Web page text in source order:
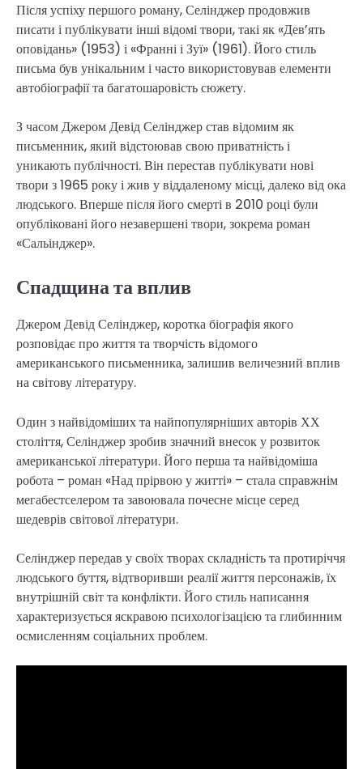
Після успіху першого роману, Селінджер продовжив
писати і публікувати інші відомі твори, такі як «Дев’ять
оповідань» (1953) і «Франні і Зуї» (1961). Його стиль
письма був унікальним і часто використовував елементи
автобіографії та багатошаровість сюжету.
З часом Джером Девід Селінджер став відомим як
письменник, який відстоював свою приватність і
уникають публічності. Він перестав публікувати нові
твори з 1965 року і жив у віддаленому місці, далеко від ока
людського. Вперше після його смерті в 2010 році були
опубліковані його незавершені твори, зокрема роман
«Сальінджер».
Спадщина та вплив
Джером Девід Селінджер, коротка біографія якого
розповідає про життя та творчість відомого
американського письменника, залишив величезний вплив
на світову літературу.
Один з найвідоміших та найпопулярніших авторів ХХ
століття, Селінджер зробив значний внесок у розвиток
американської літератури. Його перша та найвідоміша
робота – роман «Над прірвою у житті» – стала справжнім
мегабестселером та завоювала почесне місце серед
шедеврів світової літератури.
Селінджер передав у своїх творах складність та протиріччя
людського буття, відтворивши реалії життя персонажів, їх
внутрішній світ та конфлікти. Його стиль написання
характеризується яскравою психологізацією та глибинним
осмисленням соціальних проблем.